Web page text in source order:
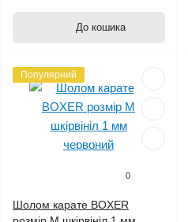
До кошика
Популярний
0
Шолом карате BOXER